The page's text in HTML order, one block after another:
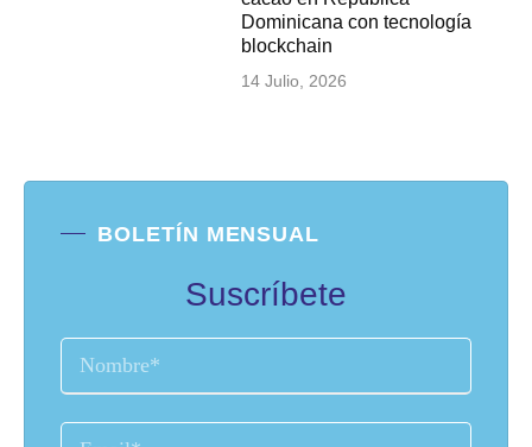
Dominicana con tecnología
blockchain
14 Julio, 2026
BOLETÍN MENSUAL
Suscríbete